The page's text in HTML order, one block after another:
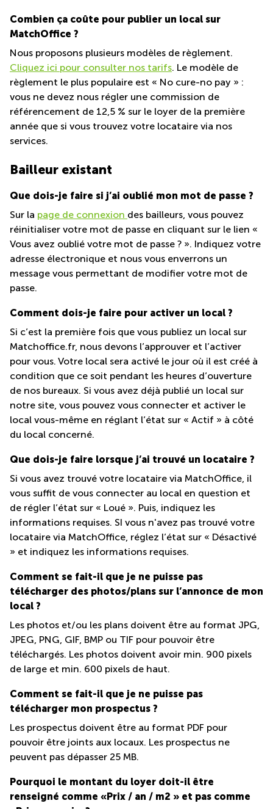
réunion
Zurich
de
réunion
Genève
Salle de
réunion
Lausanne
Business
Lausanne
Louis-
Casaï
Genève
Quai de
l’Ile 13
Genève
Route
Suisse
8A
Esplanade
Rouge 4
Route
de
Meyrin
267
Chemin
Drance 2
Route
Crassier
7 Nyon
Z. A.
La
Pièce
1
Rolle
Bahnhofstrasse
Combien ça coûte pour publier un local sur
MatchOffice ?
Nous proposons plusieurs modèles de règlement.
Cliquez ici pour consulter nos tarifs. Le modèle de
règlement le plus populaire est « No cure-no pay » :
vous ne devez nous régler une commission de
référencement de 12,5 % sur le loyer de la première
année que si vous trouvez votre locataire via nos
services.
Bailleur existant
Que dois-je faire si j’ai oublié mon mot de passe ?
Sur la page de connexion des bailleurs, vous pouvez
réinitialiser votre mot de passe en cliquant sur le lien «
Vous avez oublié votre mot de passe ? ». Indiquez votre
adresse électronique et nous vous enverrons un
message vous permettant de modifier votre mot de
passe.
Comment dois-je faire pour activer un local ?
Si c’est la première fois que vous publiez un local sur
Matchoffice.fr, nous devons l’approuver et l’activer
pour vous. Votre local sera activé le jour où il est créé à
condition que ce soit pendant les heures d’ouverture
de nos bureaux. Si vous avez déjà publié un local sur
notre site, vous pouvez vous connecter et activer le
local vous-même en réglant l’état sur « Actif » à côté
du local concerné.
Que dois-je faire lorsque j’ai trouvé un locataire ?
Si vous avez trouvé votre locataire via MatchOffice, il
vous suffit de vous connecter au local en question et
de régler l’état sur « Loué ». Puis, indiquez les
informations requises. SI vous n'avez pas trouvé votre
locataire via MatchOffice, réglez l’état sur « Désactivé
» et indiquez les informations requises.
Comment se fait-il que je ne puisse pas
télécharger des photos/plans sur l’annonce de mon
local ?
Les photos et/ou les plans doivent être au format JPG,
JPEG, PNG, GIF, BMP ou TIF pour pouvoir être
téléchargés. Les photos doivent avoir min. 900 pixels
de large et min. 600 pixels de haut.
Comment se fait-il que je ne puisse pas
télécharger mon prospectus ?
Les prospectus doivent être au format PDF pour
pouvoir être joints aux locaux. Les prospectus ne
peuvent pas dépasser 25 MB.
Pourquoi le montant du loyer doit-il être
renseigné comme «Prix / an / m2 » et pas comme